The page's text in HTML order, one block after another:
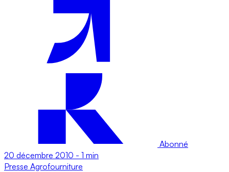
Abonné
20 décembre 2010 - 1 min
Presse Agrofourniture